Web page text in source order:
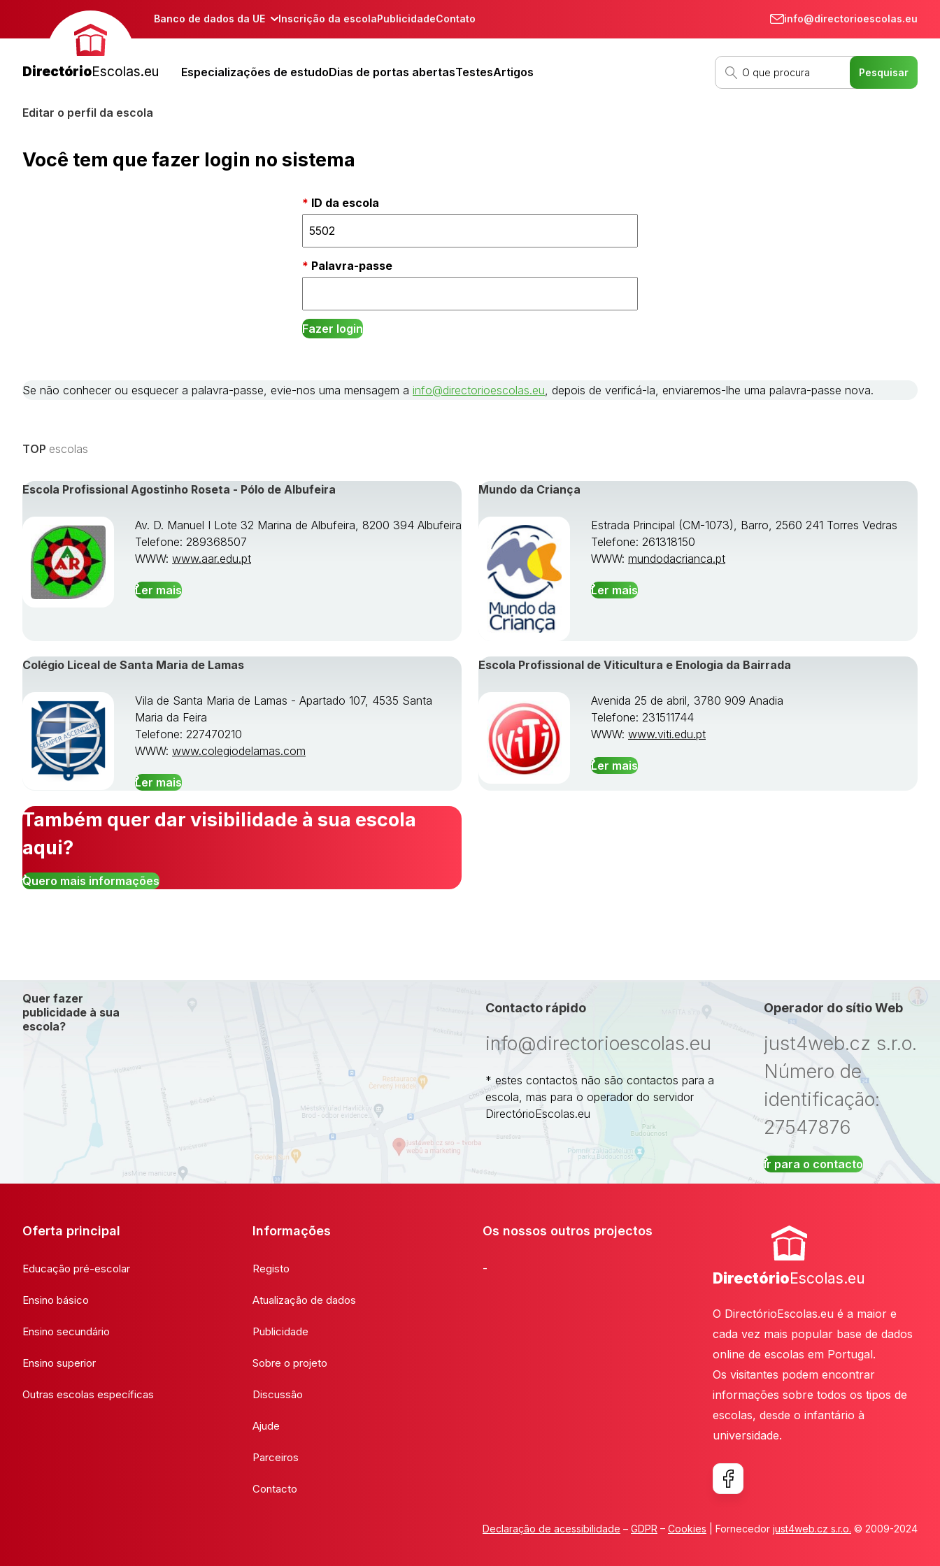
Banco de dados da UE Inscrição da escolaPublicidadeContato info@directorioescolas.eu
DirectórioEscolas.eu Especializações de estudoDias de portas abertasTestesArtigos
Editar o perfil da escola
Você tem que fazer login no sistema
ID da escola
Palavra-passe
Se não conhecer ou esquecer a palavra-passe, evie-nos uma mensagem a info@directorioescolas.eu , depois de verificá-la, enviaremos-lhe uma palavra-passe nova.
TOP escolas
Escola Profissional Agostinho Roseta - Pólo de Albufeira
Av. D. Manuel I Lote 32 Marina de Albufeira, 8200 394 Albufeira
Telefone: 289368507
WWW: www.aar.edu.pt
Ler mais
Mundo da Criança
Estrada Principal (CM-1073), Barro, 2560 241 Torres Vedras
Telefone: 261318150
WWW: mundodacrianca.pt
Ler mais
Colégio Liceal de Santa Maria de Lamas
Vila de Santa Maria de Lamas - Apartado 107, 4535 Santa
Maria da Feira
Telefone: 227470210
WWW: www.colegiodelamas.com
Ler mais
Escola Profissional de Viticultura e Enologia da Bairrada
Avenida 25 de abril, 3780 909 Anadia
Telefone: 231511744
WWW: www.viti.edu.pt
Ler mais
Também quer dar visibilidade à sua escola
aqui?
Quero mais informações
Quer fazer
publicidade à sua
escola?
Contacto rápido
info@directorioescolas.eu
* estes contactos não são contactos para a
escola, mas para o operador do servidor
DirectórioEscolas.eu
Operador do sítio Web
just4web.cz s.r.o.
Número de
identificação:
27547876
Ir para o contacto
Oferta principal
Educação pré-escolar
Ensino básico
Ensino secundário
Ensino superior
Outras escolas específicas
Informações
Registo
Atualização de dados
Publicidade
Sobre o projeto
Discussão
Ajude
Parceiros
Contacto
Os nossos outros projectos
-
DirectórioEscolas.eu
O DirectórioEscolas.eu é a maior e
cada vez mais popular base de dados
online de escolas em Portugal.
Os visitantes podem encontrar
informações sobre todos os tipos de
escolas, desde o infantário à
universidade.
Declaração de acessibilidade – GDPR – Cookies | Fornecedor just4web.cz s.r.o. © 2009-2024